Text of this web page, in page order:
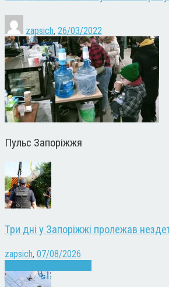
zapsich, 26/03/2022
Пульс Запоріжжя
Три дні у Запоріжжі пролежав
zapsich, 07/08/2026